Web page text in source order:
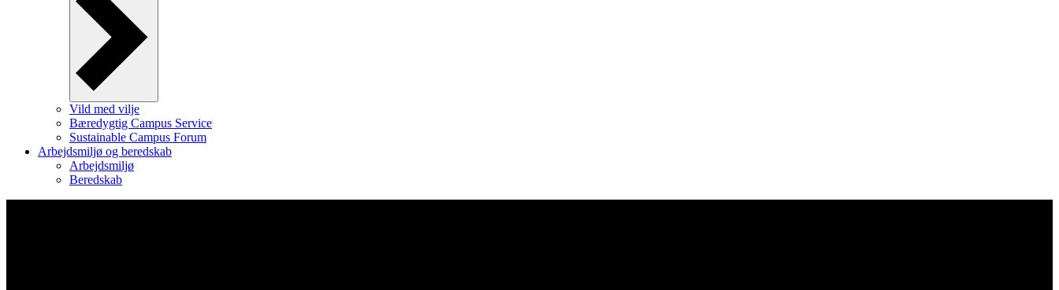
Vild med vilje
Bæredygtig Campus Service
Sustainable Campus Forum
Arbejdsmiljø og beredskab
Arbejdsmiljø
Beredskab